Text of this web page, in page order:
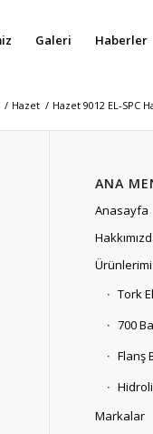
Galeri Haberler
/ Hazet / Hazet 9012 EL-SPC
ANA
Anasayfa
Tork
700
Flanş
Markalar